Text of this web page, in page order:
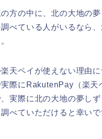
方の中に、北の大地の
べている人がいるなら
天ペイが使えない理由
際にRakutenPay（楽天
実際に北の大地の夢し
べていただけると幸いで